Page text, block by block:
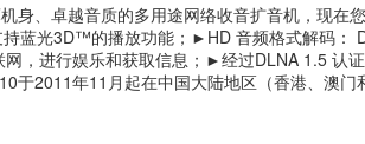
、卓越音质的多用途网络收音扩音机，现在
光3D™的播放功能；►HD 音频格式解码：
进行娱乐和获取信息；►经过DLNA 1.5 认
2011年11月起在中国大陆地区（香港、澳门